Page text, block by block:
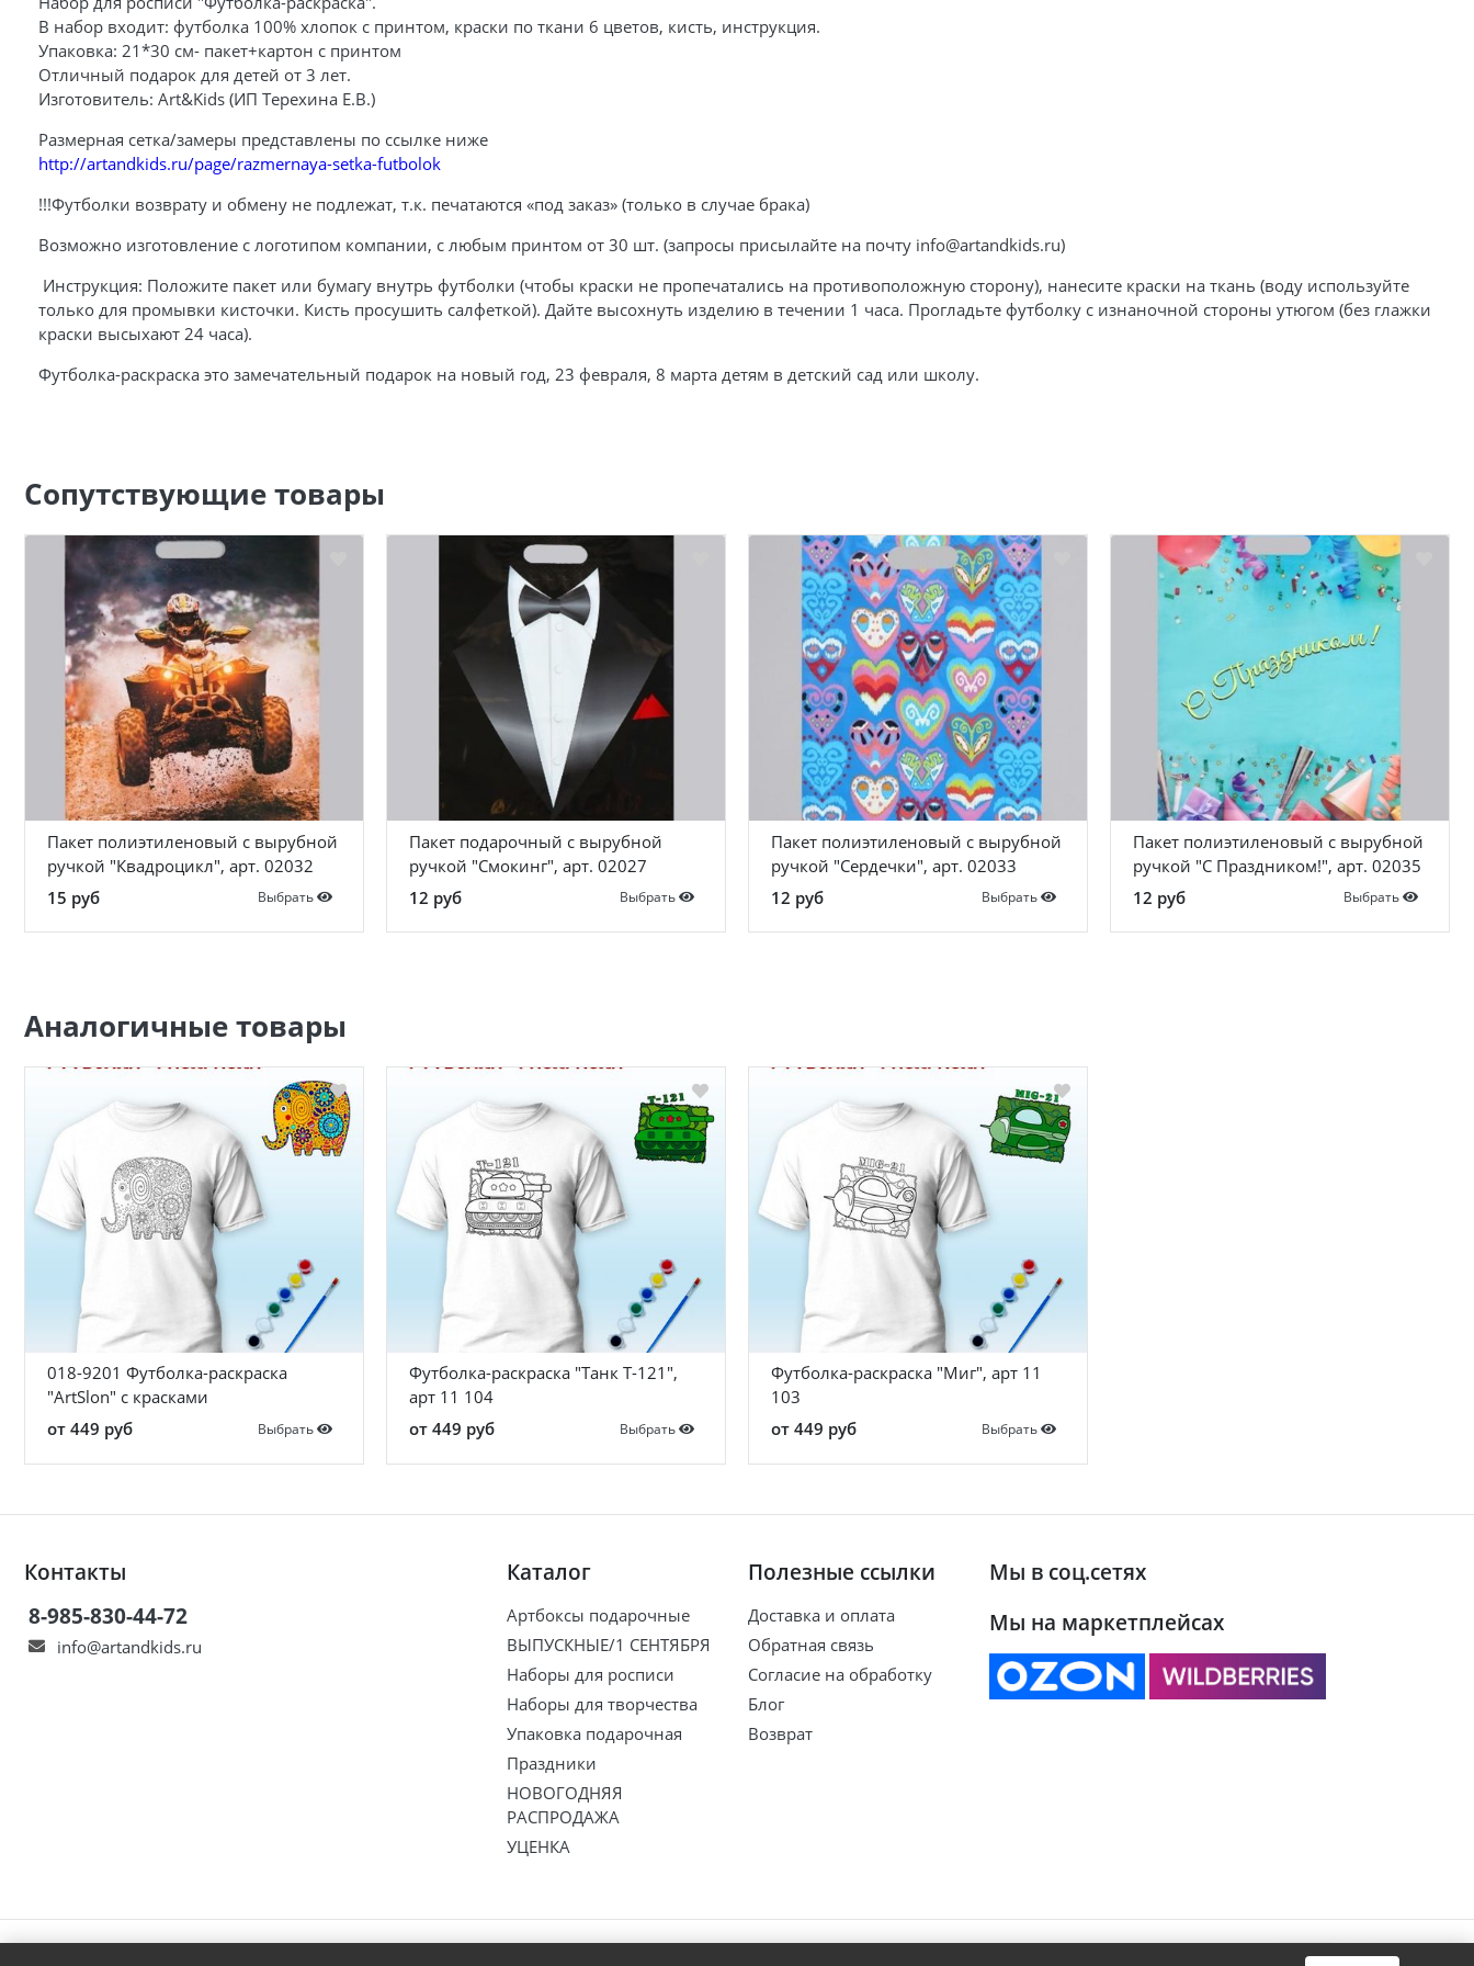
В набор входит: футболка 100% хлопок с принтом, краски по ткани 6 цветов, кисть, инструкция.
Упаковка: 21*30 см- пакет+картон с принтом
Отличный подарок для детей от 3 лет.
Изготовитель: Art&Kids (ИП Терехина Е.В.)
Размерная сетка/замеры представлены по ссылке ниже
http://artandkids.ru/page/razmernaya-setka-futbolok
!!!Футболки возврату и обмену не подлежат, т.к. печатаются «под заказ» (только в случае брака)
Возможно изготовление с логотипом компании, с любым принтом от 30 шт. (запросы присылайте на почту info@artandkids.ru)
Инструкция: Положите пакет или бумагу внутрь футболки (чтобы краски не пропечатались на противоположную сторону), нанесите краски на ткань (воду используйте
только для промывки кисточки. Кисть просушить салфеткой). Дайте высохнуть изделию в течении 1 часа. Прогладьте футболку с изнаночной стороны утюгом (без глажки
краски высыхают 24 часа).
Футболка-раскраска это замечательный подарок на новый год, 23 февраля, 8 марта детям в детский сад или школу.
Сопутствующие товары
Пакет полиэтиленовый с вырубной
ручкой "Квадроцикл", арт. 02032
15 руб
Выбрать
Пакет подарочный с вырубной
ручкой "Смокинг", арт. 02027
12 руб
Выбрать
Пакет полиэтиленовый с вырубной
ручкой "Сердечки", арт. 02033
12 руб
Выбрать
Пакет полиэтиленовый с вырубной
ручкой "С Праздником!", арт. 02035
12 руб
Выбрать
Аналогичные товары
018-9201 Футболка-раскраска
"ArtSlon" с красками
от 449 руб
Выбрать
Футболка-раскраска "Танк T-121",
арт 11 104
от 449 руб
Выбрать
Футболка-раскраска "Миг", арт 11
103
от 449 руб
Выбрать
Контакты
8-985-830-44-72
info@artandkids.ru
Каталог
Артбоксы подарочные
ВЫПУСКНЫЕ/1 СЕНТЯБРЯ
Наборы для росписи
Наборы для творчества
Упаковка подарочная
Праздники
НОВОГОДНЯЯ
РАСПРОДАЖА
УЦЕНКА
Полезные ссылки
Доставка и оплата
Обратная связь
Согласие на обработку
Блог
Возврат
Мы в соц.сетях
Мы на маркетплейсах